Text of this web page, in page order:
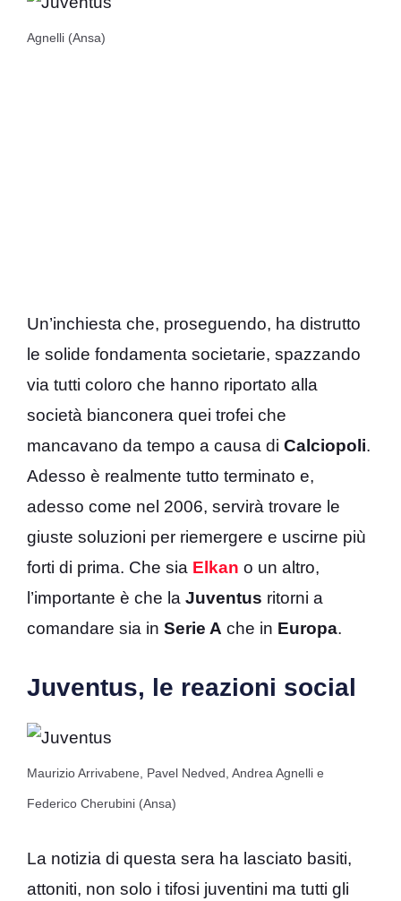
Agnelli (Ansa)
Un’inchiesta che, proseguendo, ha distrutto
le solide fondamenta societarie, spazzando
via tutti coloro che hanno riportato alla
società bianconera quei trofei che
mancavano da tempo a causa di Calciopoli.
Adesso è realmente tutto terminato e,
adesso come nel 2006, servirà trovare le
giuste soluzioni per riemergere e uscirne più
forti di prima. Che sia Elkan o un altro,
l’importante è che la Juventus ritorni a
comandare sia in Serie A che in Europa.
Juventus, le reazioni social
Maurizio Arrivabene, Pavel Nedved, Andrea Agnelli e
Federico Cherubini (Ansa)
La notizia di questa sera ha lasciato basiti,
attoniti, non solo i tifosi juventini ma tutti gli